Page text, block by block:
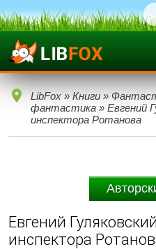
LibFox » Книги »
фантастика » Евгений
инспектора Ротанова
Евгений
инспектора